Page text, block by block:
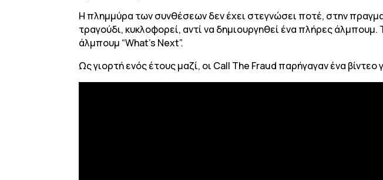
Η πλημμύρα των συνθέσεων δεν έχει στεγνώσει ποτέ, στην
τραγούδι, κυκλοφορεί, αντί να δημιουργηθεί ένα πλήρες
άλμπουμ “What’s Next”.
Ως γιορτή ενός έτους μαζί, οι Call The Fraud παρήγαγαν ένα